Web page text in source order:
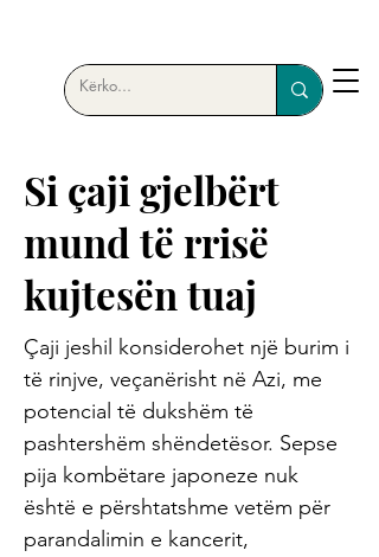
Si çaji gjelbërt
mund të rrisë
kujtesën tuaj
Çaji jeshil konsiderohet një burim i
të rinjve, veçanërisht në Azi, me
potencial të dukshëm të
pashtershëm shëndetësor. Sepse
pija kombëtare japoneze nuk
është e përshtatshme vetëm për
parandalimin e kancerit,